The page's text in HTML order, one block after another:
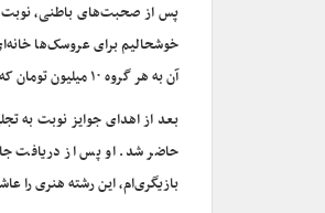
پس از صحبت‌های باطنی، نوبت
خوشحالیم برای عروسک‌ها
آن به هر گروه ۱۰ میلیون تومان که از طرف جشنواره تئاتر عروسکی مبارک اهدا می‌شود.
بعد از اهدای جوایز نوبت به
حاضر شد. او پس از دریافت
بازیگری‌ام، این رشته هنری را